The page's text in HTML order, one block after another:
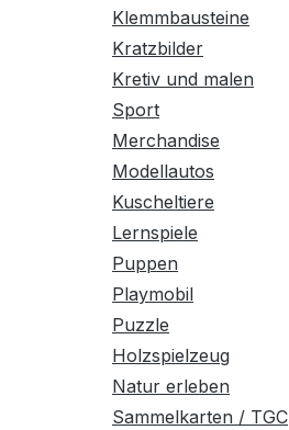
Klemmbausteine
Kratzbilder
Kretiv und malen
Sport
Merchandise
Modellautos
Kuscheltiere
Lernspiele
Puppen
Playmobil
Puzzle
Holzspielzeug
Natur erleben
Sammelkarten / TGC